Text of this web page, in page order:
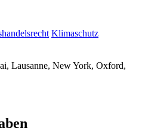
Klimaschutz
Lausanne, New York, Oxford,